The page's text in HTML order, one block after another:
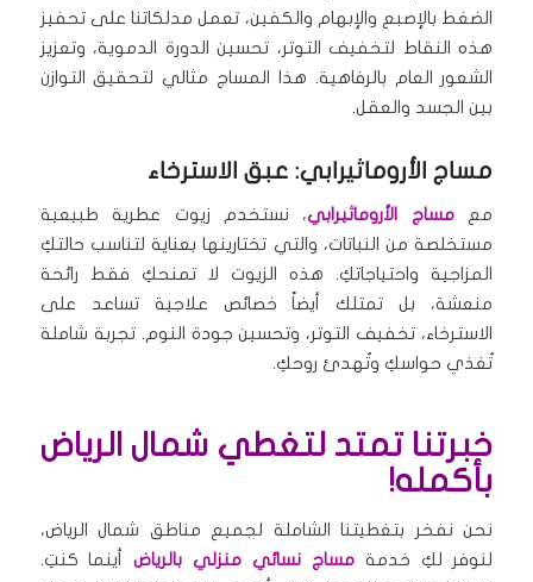
الضغط بالإصبع والإبهام والكفين، تعمل مدلكاتنا على تحفيز
هذه النقاط لتخفيف التوتر، تحسين الدورة الدموية، وتعزيز
الشعور العام بالرفاهية. هذا المساج مثالي لتحقيق التوازن
بين الجسد والعقل.
مساج الأروماثيرابي: عبق الاسترخاء
معمساج الأروماثيرابي، نستخدم زيوت عطرية طبيعية
مستخلصة من النباتات، والتي تختارينها بعناية لتناسب حالتكِ
المزاجية واحتياجاتكِ. هذه الزيوت لا تمنحكِ فقط رائحة
منعشة، بل تمتلك أيضاً خصائص علاجية تساعد على
الاسترخاء، تخفيف التوتر، وتحسين جودة النوم. تجربة شاملة
تُغذي حواسكِ وتُهدئ روحكِ.
خبرتنا تمتد لتغطي شمال الرياض
بأكمله!
نحن نفخر بتغطيتنا الشاملة لجميع مناطق شمال الرياض،
لنوفر لكِ خدمةمساج نسائي منزلي بالرياضأينما كنتِ.